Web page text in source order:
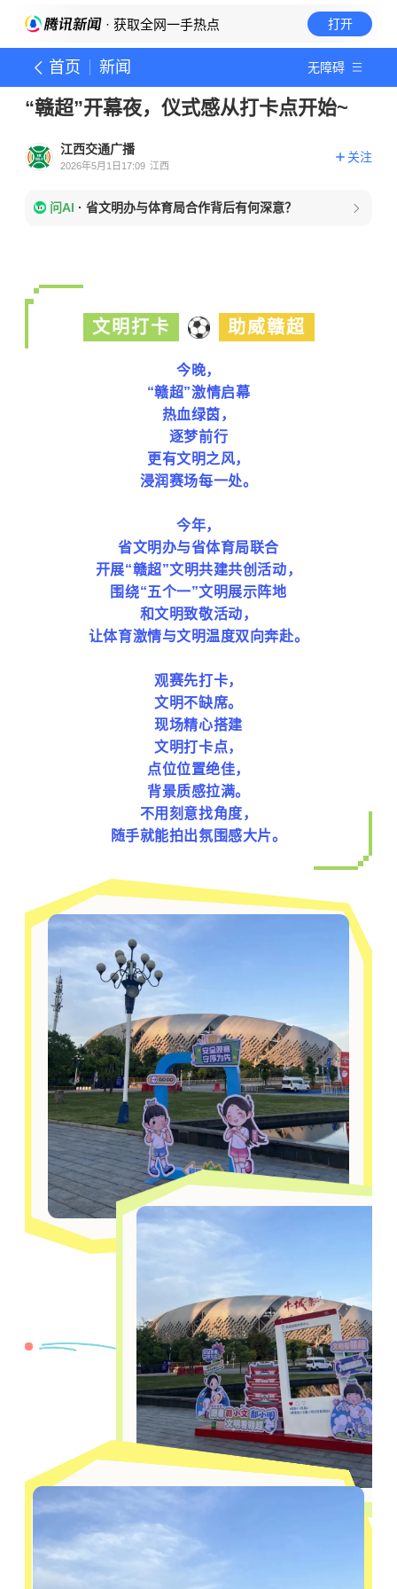
· 获取全网一手热点 打开
首页 新闻 无障碍
“赣超”开幕夜，仪式感从打卡点开始~
江西交通广播
2026年5月1日17:09 江西
关注
问AI · 省文明办与体育局合作背后有何深意？
文明打卡 助威赣超
今晚，
“赣超”激情启幕
热血绿茵，
逐梦前行
更有文明之风，
浸润赛场每一处。
今年，
省文明办与省体育局联合
开展“赣超”文明共建共创活动，
围绕“五个一”文明展示阵地
和文明致敬活动，
让体育激情与文明温度双向奔赴。
观赛先打卡，
文明不缺席。
现场精心搭建
文明打卡点，
点位位置绝佳，
背景质感拉满。
不用刻意找角度，
随手就能拍出氛围感大片。